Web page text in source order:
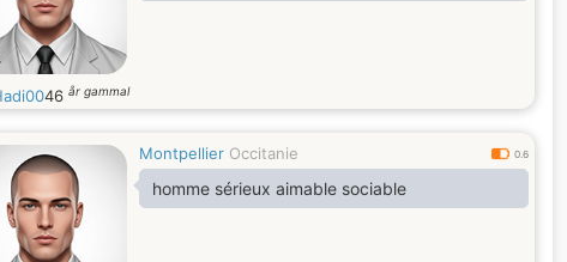
46 år gammal
Montpellier Occitanie 0.6
homme sérieux aimable sociable